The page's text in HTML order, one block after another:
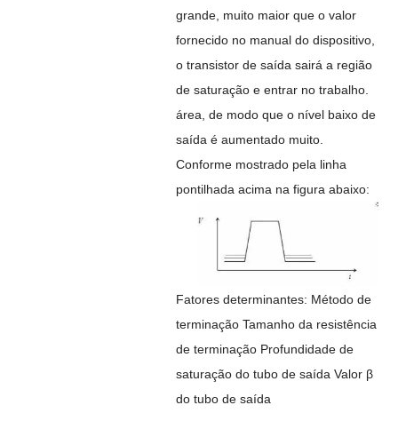
grande, muito maior que o valor
fornecido no manual do dispositivo,
o transistor de saída sairá a região
de saturação e entrar no trabalho.
área, de modo que o nível baixo de
saída é aumentado muito.
Conforme mostrado pela linha
pontilhada acima na figura abaixo:
Fatores determinantes: Método de
terminação Tamanho da resistência
de terminação Profundidade de
saturação do tubo de saída Valor β
do tubo de saída